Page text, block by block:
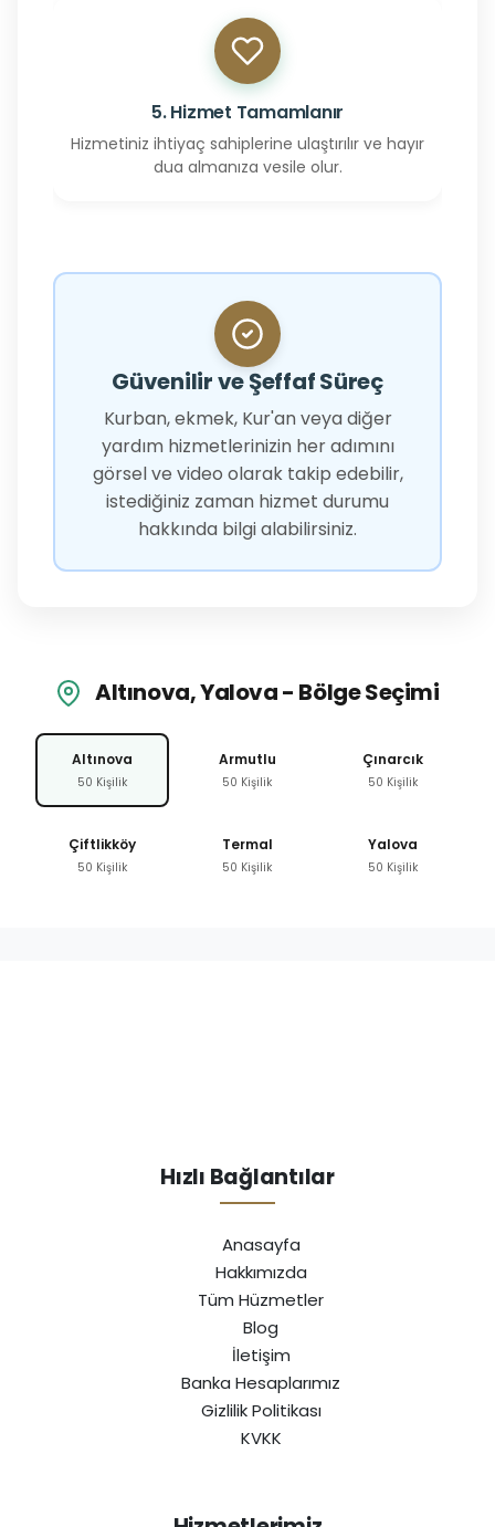
5. Hizmet Tamamlanır
Hizmetiniz ihtiyaç sahiplerine ulaştırılır ve hayır
dua almanıza vesile olur.
Güvenilir ve Şeffaf Süreç
Kurban, ekmek, Kur'an veya diğer
yardım hizmetlerinizin her adımını
görsel ve video olarak takip edebilir,
istediğiniz zaman hizmet durumu
hakkında bilgi alabilirsiniz.
Altınova, Yalova - Bölge Seçimi
Altınova
50 Kişilik
Armutlu
50 Kişilik
Çınarcık
50 Kişilik
Çiftlikköy
50 Kişilik
Termal
50 Kişilik
Yalova
50 Kişilik
Hızlı Bağlantılar
Anasayfa
Hakkımızda
Tüm Hüzmetler
Blog
İletişim
Banka Hesaplarımız
Gizlilik Politikası
KVKK